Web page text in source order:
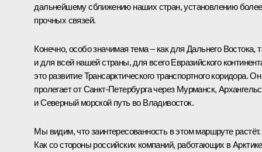
дальнейшему сближению наших стран, установлению более
прочных связей.
Конечно, особо значимая тема – как для Дальнего Востока,
и для всей нашей страны, для всего Евразийского
это развитие Трансарктического транспортного коридора. Он
пролегает от Санкт-Петербурга через Мурманск,
и Северный морской путь во Владивосток.
Мы видим, что заинтересованность в этом маршруте растёт.
Как со стороны российских компаний, работающих в